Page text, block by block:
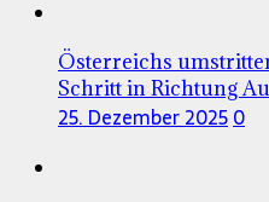
Österreichs
Schritt in Richtung
25. Dezember 20250